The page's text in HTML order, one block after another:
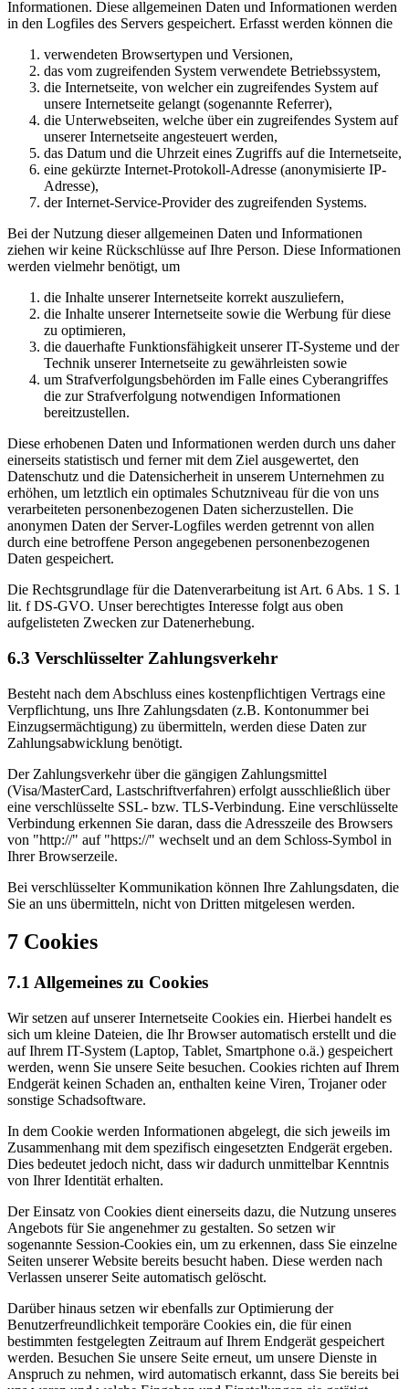
Informationen. Diese allgemeinen Daten und Informationen werden
in den Logfiles des Servers gespeichert. Erfasst werden können die
verwendeten Browsertypen und Versionen,
das vom zugreifenden System verwendete Betriebssystem,
die Internetseite, von welcher ein zugreifendes System auf
unsere Internetseite gelangt (sogenannte Referrer),
die Unterwebseiten, welche über ein zugreifendes System auf
unserer Internetseite angesteuert werden,
das Datum und die Uhrzeit eines Zugriffs auf die Internetseite,
eine gekürzte Internet-Protokoll-Adresse (anonymisierte IP-
Adresse),
der Internet-Service-Provider des zugreifenden Systems.
Bei der Nutzung dieser allgemeinen Daten und Informationen
ziehen wir keine Rückschlüsse auf Ihre Person. Diese Informationen
werden vielmehr benötigt, um
die Inhalte unserer Internetseite korrekt auszuliefern,
die Inhalte unserer Internetseite sowie die Werbung für diese
zu optimieren,
die dauerhafte Funktionsfähigkeit unserer IT-Systeme und der
Technik unserer Internetseite zu gewährleisten sowie
um Strafverfolgungsbehörden im Falle eines Cyberangriffes
die zur Strafverfolgung notwendigen Informationen
bereitzustellen.
Diese erhobenen Daten und Informationen werden durch uns daher
einerseits statistisch und ferner mit dem Ziel ausgewertet, den
Datenschutz und die Datensicherheit in unserem Unternehmen zu
erhöhen, um letztlich ein optimales Schutzniveau für die von uns
verarbeiteten personenbezogenen Daten sicherzustellen. Die
anonymen Daten der Server-Logfiles werden getrennt von allen
durch eine betroffene Person angegebenen personenbezogenen
Daten gespeichert.
Die Rechtsgrundlage für die Datenverarbeitung ist Art. 6 Abs. 1 S. 1
lit. f DS-GVO. Unser berechtigtes Interesse folgt aus oben
aufgelisteten Zwecken zur Datenerhebung.
6.3 Verschlüsselter Zahlungsverkehr
Besteht nach dem Abschluss eines kostenpflichtigen Vertrags eine
Verpflichtung, uns Ihre Zahlungsdaten (z.B. Kontonummer bei
Einzugsermächtigung) zu übermitteln, werden diese Daten zur
Zahlungsabwicklung benötigt.
Der Zahlungsverkehr über die gängigen Zahlungsmittel
(Visa/MasterCard, Lastschriftverfahren) erfolgt ausschließlich über
eine verschlüsselte SSL- bzw. TLS-Verbindung. Eine verschlüsselte
Verbindung erkennen Sie daran, dass die Adresszeile des Browsers
von "http://" auf "https://" wechselt und an dem Schloss-Symbol in
Ihrer Browserzeile.
Bei verschlüsselter Kommunikation können Ihre Zahlungsdaten, die
Sie an uns übermitteln, nicht von Dritten mitgelesen werden.
7 Cookies
7.1 Allgemeines zu Cookies
Wir setzen auf unserer Internetseite Cookies ein. Hierbei handelt es
sich um kleine Dateien, die Ihr Browser automatisch erstellt und die
auf Ihrem IT-System (Laptop, Tablet, Smartphone o.ä.) gespeichert
werden, wenn Sie unsere Seite besuchen. Cookies richten auf Ihrem
Endgerät keinen Schaden an, enthalten keine Viren, Trojaner oder
sonstige Schadsoftware.
In dem Cookie werden Informationen abgelegt, die sich jeweils im
Zusammenhang mit dem spezifisch eingesetzten Endgerät ergeben.
Dies bedeutet jedoch nicht, dass wir dadurch unmittelbar Kenntnis
von Ihrer Identität erhalten.
Der Einsatz von Cookies dient einerseits dazu, die Nutzung unseres
Angebots für Sie angenehmer zu gestalten. So setzen wir
sogenannte Session-Cookies ein, um zu erkennen, dass Sie einzelne
Seiten unserer Website bereits besucht haben. Diese werden nach
Verlassen unserer Seite automatisch gelöscht.
Darüber hinaus setzen wir ebenfalls zur Optimierung der
Benutzerfreundlichkeit temporäre Cookies ein, die für einen
bestimmten festgelegten Zeitraum auf Ihrem Endgerät gespeichert
werden. Besuchen Sie unsere Seite erneut, um unsere Dienste in
Anspruch zu nehmen, wird automatisch erkannt, dass Sie bereits bei